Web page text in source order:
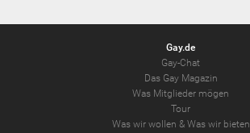
Gay.de
Gay-Chat
Das Gay Magazin
Was Mitglieder mögen
Tour
Was wir wollen & Was wir bieten